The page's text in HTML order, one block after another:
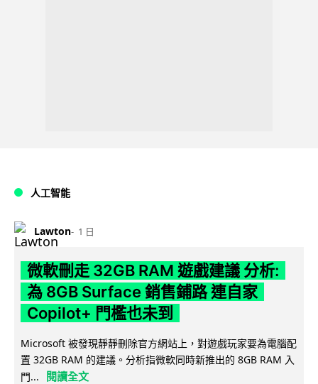
人工智能
Lawton 1 日
微軟刪走 32GB RAM 遊戲建議 分析:
為 8GB Surface 銷售鋪路 連自家
Copilot+ 門檻也未到
Microsoft 被發現靜靜刪除官方網站上，對遊戲玩家要為電腦配
置 32GB RAM 的建議。分析指微軟同時新推出的 8GB RAM 入
門...
閱讀全文